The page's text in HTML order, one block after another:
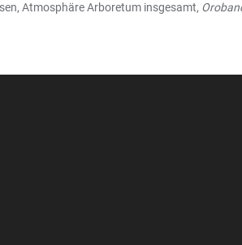
Atmosphäre Arboretum insgesamt,